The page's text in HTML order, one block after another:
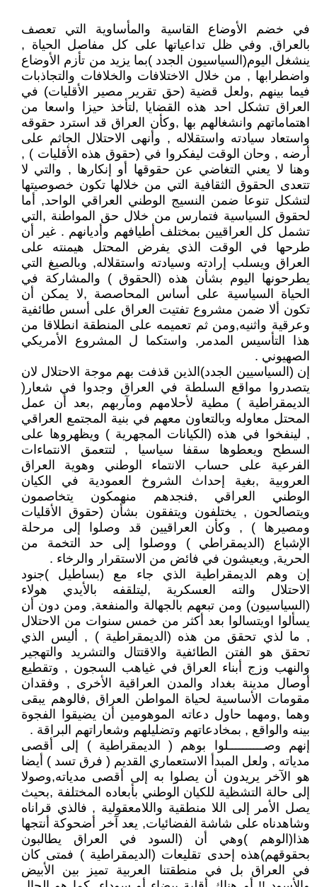
في خضم الأوضاع القاسية والمأساوية التي تعصف
بالعراق, وفي ظل تداعياتها على كل مفاصل الحياة ,
ينشغل اليوم(السياسيون الجدد )بما يزيد من تأزم الأوضاع
واضطرابها , من خلال الاختلافات والخلافات والتجاذبات
فيما بينهم ,ولعل قضية (حق تقرير مصير الأقليات) في
العراق تشكل احد هذه القضايا ,لتأخذ حيزا واسعا من
اهتماماتهم وانشغالهم بها ,وكأن العراق قد استرد حقوقه
واستعاد سيادته واستقلاله , وأنهى الاحتلال الجاثم على
أرضه , وحان الوقت ليفكروا في (حقوق هذه الأقليات ) ,
وهنا لا يعني التغاضي عن حقوقها أو إنكارها , والتي لا
تتعدى الحقوق الثقافية التي من خلالها تكون خصوصيتها
لتشكل تنوعا ضمن النسيج الوطني العراقي الواحد, أما
لحقوق السياسية فتمارس من خلال حق المواطنة ,التي
تشمل كل العراقيين بمختلف أطيافهم وأديانهم . غير أن
طرحها في الوقت الذي يفرض المحتل هيمنته على
العراق ويسلب إرادته وسيادته واستقلاله, وبالصيغ التي
يطرحونها اليوم بشأن هذه (الحقوق ) والمشاركة في
الحياة السياسية على أساس المحاصصة ,لا يمكن أن
تكون ألا ضمن مشروع تفتيت العراق على أسس طائفية
وعرقية واثنيه,ومن ثم تعميمه على المنطقة انطلاقا من
هذا التأسيس المدمر, واستكما ل المشروع الأمريكي
الصهيوني .
إن (السياسيين الجدد)الذين قذفت بهم موجة الاحتلال لان
يتصدروا مواقع السلطة في العراق وجدوا في شعار(
الديمقراطية ) مطية لأحلامهم ومآربهم ,بعد أن عمل
المحتل معاوله وبالتعاون معهم في بنية المجتمع العراقي
, لينفخوا في هذه (الكيانات المجهرية ) ويظهروها على
السطح ويعطوها سقفا سياسيا , لتتعمق الانتماءات
الفرعية على حساب الانتماء الوطني وهوية العراق
العروبية ,بغية إحداث الشروخ العمودية في الكيان
الوطني العراقي ,فنجدهم منهمكون يتخاصمون
ويتصالحون , يختلفون ويتفقون بشأن (حقوق الأقليات
ومصيرها ) , وكأن العراقيين قد وصلوا إلى مرحلة
الإشباع (الديمقراطي ) ووصلوا إلى حد التخمة من
الحرية, ويعيشون في فائض من الاستقرار والرخاء .
إن وهم الديمقراطية الذي جاء مع (بساطيل )جنود
الاحتلال والته العسكرية ,ليتلقفه بالأيدي هولاء
(السياسيون) ومن تبعهم بالجهالة والمنفعة, ومن دون أن
يسألوا اويتسالوا بعد أكثر من خمس سنوات من الاحتلال
, ما لذي تحقق من هذه (الديمقراطية ) , أليس الذي
تحقق هو الفتن الطائفية والاقتتال والتشريد والتهجير
والنهب وزج أبناء العراق في غياهب السجون , وتقطيع
أوصال مدينة بغداد والمدن العراقية الأخرى , وفقدان
مقومات الأساسية لحياة المواطن العراق ,فالوهم يبقى
وهما ,ومهما حاول دعاته الموهومين أن يضيقوا الفجوة
بينه والواقع , بمخادعاتهم وتضليلهم وشعاراتهم البراقة .
إنهم وصــــــــــلوا بوهم ( الديمقراطية ) إلى أقصى
مدياته , ولعل المبدأ الاستعماري القديم ( فرق تسد ) أيضا
هو الآخر يريدون أن يصلوا به إلى أقصى مدياته,وصولا
إلى حالة التشظية للكيان الوطني بأبعاده المختلفة ,بحيث
يصل الأمر إلى اللا منطقية واللامعقولية , فالذي قراناه
وشاهدناه على شاشة الفضائيات, يعد آخر أضحوكة أنتجها
هذا(الوهم )وهي أن (السود في العراق يطالبون
بحقوقهم)هذه إحدى تقليعات (الديمقراطية ) فمتى كان
في العراق بل في منطقتنا العربية تميز بين الأبيض